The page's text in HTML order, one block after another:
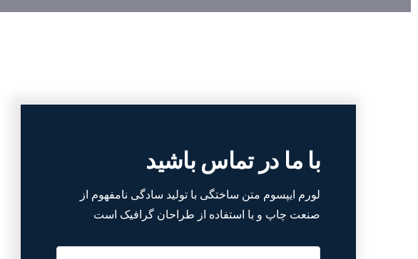
با ما در تماس باشید
لورم ایپسوم متن ساختگی با تولید سادگی نامفهوم از
صنعت چاپ و با استفاده از طراحان گرافیک است